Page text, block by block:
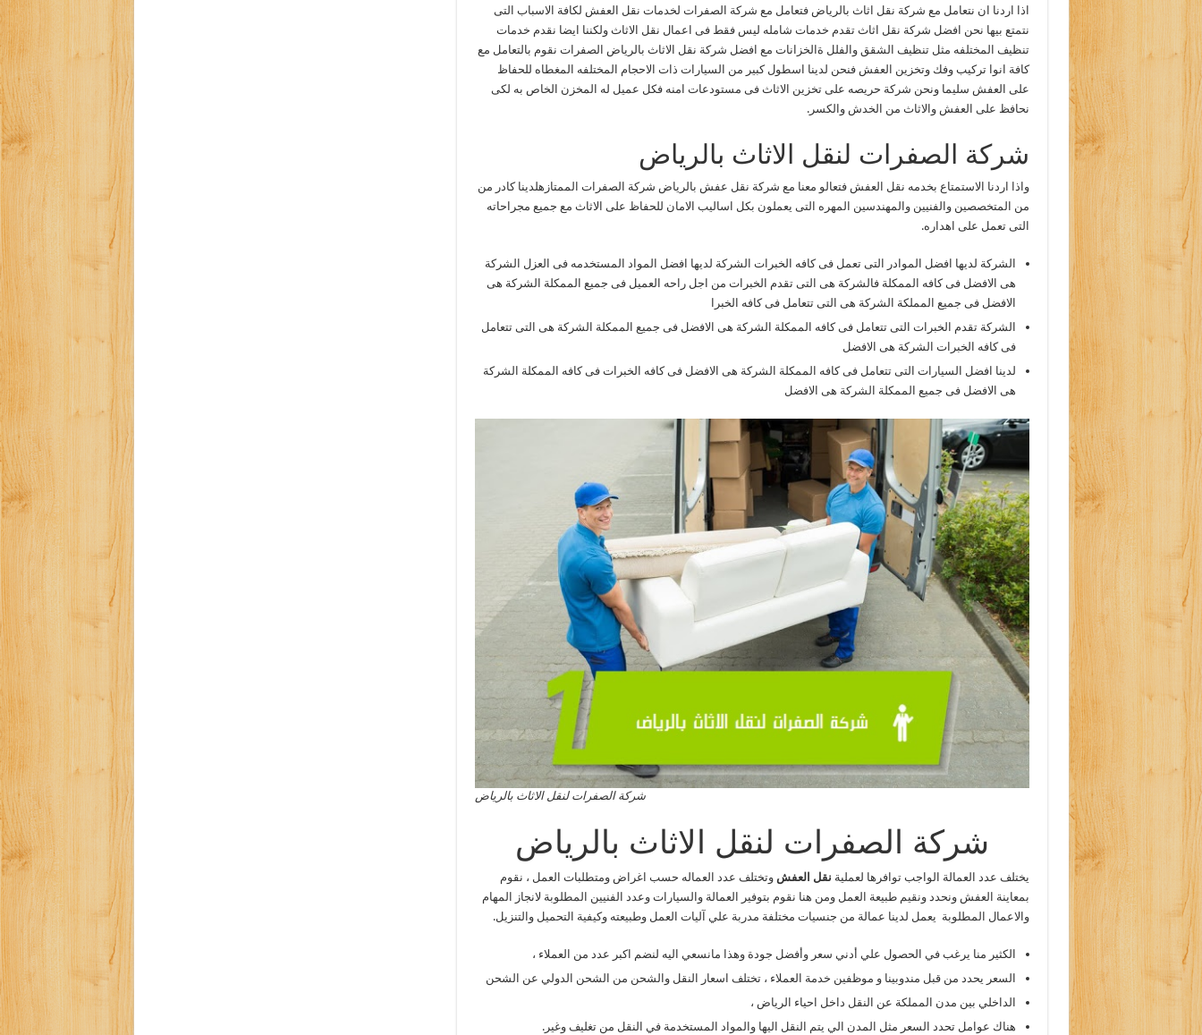
اذا اردنا ان نتعامل مع شركة نقل اثاث بالرياض فتعامل مع شركة الصفرات لخدمات نقل العفش لكافة الاسباب التى
نتمتع بيها نحن افضل شركة نقل اثاث تقدم خدمات شامله ليس فقط فى اعمال نقل الاثاث ولكننا ايضا نقدم خدمات
تنظيف المختلفه مثل تنظيف الشقق والفلل ةالخزانات مع افضل شركة نقل الاثاث بالرياض الصفرات نقوم بالتعامل مع
كافة انوا تركيب وفك وتخزين العفش فنحن لدينا اسطول كبير من السيارات ذات الاحجام المختلفه المغطاه للحفاظ
على العفش سليما ونحن شركة حريصه على تخزين الاثاث فى مستودعات امنه فكل عميل له المخزن الخاص به لكى
نحافظ على العفش والاثاث من الخدش والكسر.
شركة الصفرات لنقل الاثاث بالرياض
واذا اردنا الاستمتاع بخدمه نقل العفش فتعالو معنا مع شركة نقل عفش بالرياض شركة الصفرات الممتازهلدينا كادر من
من المتخصصين والفنيين والمهندسين المهره التى يعملون بكل اساليب الامان للحفاظ على الاثاث مع جميع مجراحاته
التى تعمل على اهداره.
الشركة لديها افضل الموادر التى تعمل فى كافه الخبرات الشركة لديها افضل المواد المستخدمه فى العزل الشركة
هى الافضل فى كافه الممكلة فالشركة هى التى تقدم الخبرات من اجل راحه العميل فى جميع الممكلة الشركة هى
الافضل فى جميع المملكة الشركة هى التى تتعامل فى كافه الخبرا
الشركة تقدم الخبرات التى تتعامل فى كافه الممكلة الشركة هى الافضل فى جميع الممكلة الشركة هى التى تتعامل
فى كافه الخبرات الشركة هى الافضل
لدينا افضل السيارات التى تتعامل فى كافه الممكلة الشركة هى الافضل فى كافه الخبرات فى كافه الممكلة الشركة
هى الافضل فى جميع الممكلة الشركة هى الافضل
شركة الصفرات لنقل الاثاث بالرياض
شركة الصفرات لنقل الاثاث بالرياض
يختلف عدد العمالة الواجب توافرها لعملية نقل العفش وتختلف عدد العماله حسب اغراض ومتطلبات العمل ، نقوم
بمعاينة العفش ونحدد ونقيم طبيعة العمل ومن هنا نقوم بتوفير العمالة والسيارات وعدد الفنيين المطلوبة لانجاز المهام
والاعمال المطلوبة يعمل لدينا عمالة من جنسيات مختلفة مدربة علي آليات العمل وطبيعته وكيفية التحميل والتنزيل.
الكثير منا يرغب في الحصول علي أدني سعر وأفضل جودة وهذا مانسعي اليه لنضم اكبر عدد من العملاء ،
السعر يحدد من قبل مندوبينا و موظفين خدمة العملاء ، تختلف اسعار النقل والشحن من الشحن الدولي عن الشحن
الداخلي بين مدن المملكة عن النقل داخل احياء الرياض ،
هناك عوامل تحدد السعر مثل المدن الي يتم النقل اليها والمواد المستخدمة في النقل من تغليف وغير.